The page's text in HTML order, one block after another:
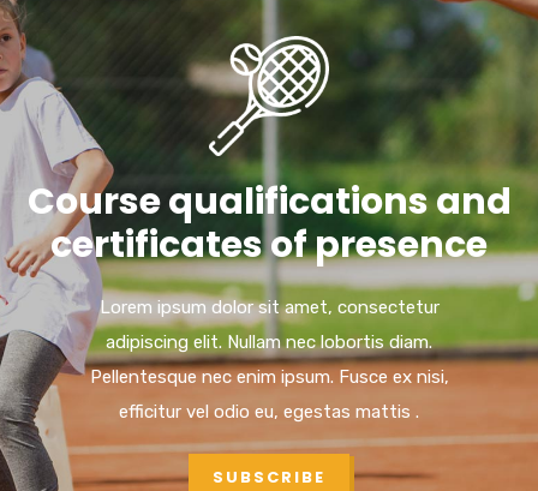
Course qualifications and
certificates of presence
Lorem ipsum dolor sit amet, consectetur
adipiscing elit. Nullam nec lobortis diam.
Pellentesque nec enim ipsum. Fusce ex nisi,
efficitur vel odio eu, egestas mattis .
SUBSCRIBE